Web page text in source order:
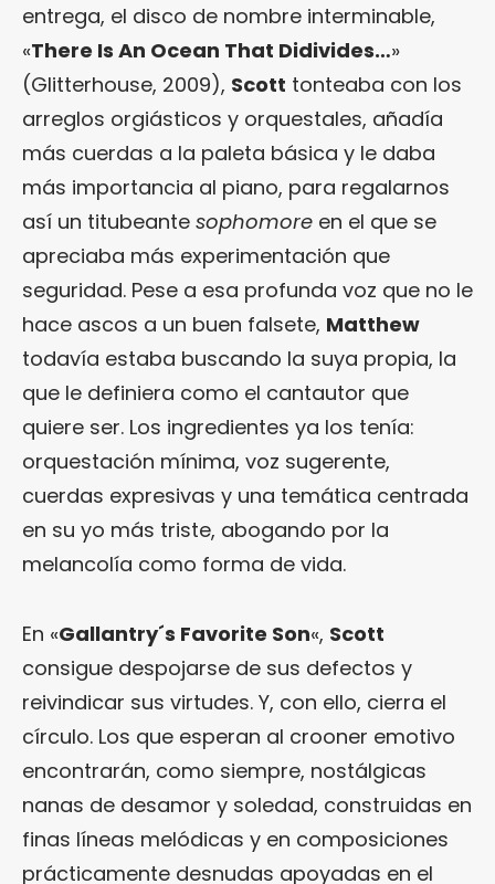
entrega, el disco de nombre interminable,
«There Is An Ocean That Didivides…»
(Glitterhouse, 2009), Scott tonteaba con los
arreglos orgiásticos y orquestales, añadía
más cuerdas a la paleta básica y le daba
más importancia al piano, para regalarnos
así un titubeante sophomore en el que se
apreciaba más experimentación que
seguridad. Pese a esa profunda voz que no le
hace ascos a un buen falsete, Matthew
todavía estaba buscando la suya propia, la
que le definiera como el cantautor que
quiere ser. Los ingredientes ya los tenía:
orquestación mínima, voz sugerente,
cuerdas expresivas y una temática centrada
en su yo más triste, abogando por la
melancolía como forma de vida.
En «Gallantry´s Favorite Son«, Scott
consigue despojarse de sus defectos y
reivindicar sus virtudes. Y, con ello, cierra el
círculo. Los que esperan al crooner emotivo
encontrarán, como siempre, nostálgicas
nanas de desamor y soledad, construidas en
finas líneas melódicas y en composiciones
prácticamente desnudas apoyadas en el